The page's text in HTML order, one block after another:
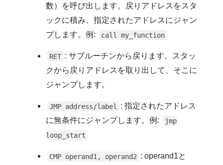
数）を呼び出します。戻りアドレスをスタ
ックに積み、指定されたアドレスにジャン
プします。例:
call my_function
RET : サブルーチンから戻ります。スタッ
クから戻りアドレスを取り出して、そこに
ジャンプします。
JMP address/label
: 指定されたアドレス
に無条件にジャンプします。例:
jmp
loop_start
CMP operand1, operand2 : operand1と